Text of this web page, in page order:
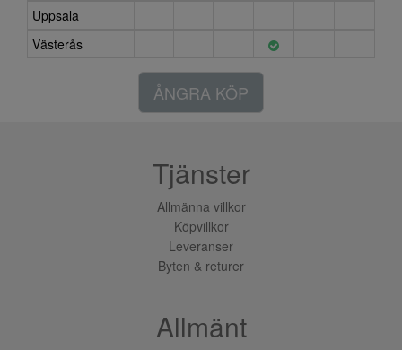
Uppsala
Västerås
ÅNGRA KÖP
Tjänster
Allmänna villkor
Köpvillkor
Leveranser
Byten & returer
Allmänt